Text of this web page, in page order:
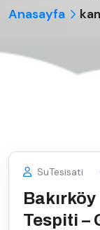
Anasayfa
SuTesisati
Tespiti –